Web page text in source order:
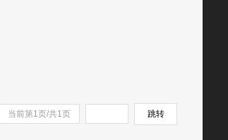
当前第1页/共1页 跳转